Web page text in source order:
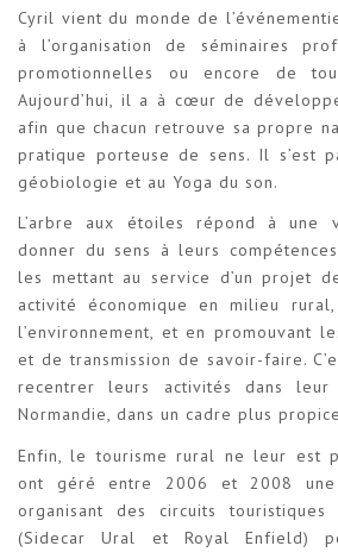
Cyril vient du monde de
à l’organisation de séminaires
promotionnelles ou encore de
Aujourd’hui, il a à cœur de
afin que chacun retrouve sa propre
pratique porteuse de sens. Il s’est
géobiologie et au Yoga du son.
L’arbre aux étoiles répond à une
donner du sens à leurs
les mettant au service d’un projet
activité économique en milieu
l’environnement, et en promouvant
et de transmission de savoir-faire.
recentrer leurs activités dans leur
Normandie, dans un cadre plus
Enfin, le tourisme rural ne leur est
ont géré entre 2006 et 2008 une
organisant des circuits
(Sidecar Ural et Royal Enfield)